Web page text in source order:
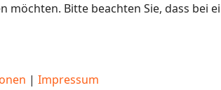
möchten. Bitte beachten Sie, dass
| Impressum